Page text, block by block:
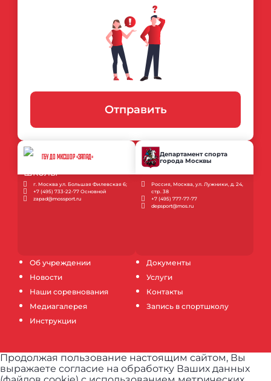
Об учреждении
Новости
Наши соревнования
Медиагалерея
Инструкции
Документы
Услуги
Контакты
Запись в спортшколу
Отправить
ГБУ ДО МКСШОР «ЗАПАД»
г. Москва ул. Большая Филевская 6;
+7 (495) 733-22-77 Основной
zapad@mossport.ru
Департамент спорта
города Москвы
Россия, Москва, ул. Лужники, д. 24,
стр. 38
+7 (495) 777-77-77
depsport@mos.ru
Продолжая пользование настоящим сайтом, Вы
выражаете согласие на обработку Ваших данных